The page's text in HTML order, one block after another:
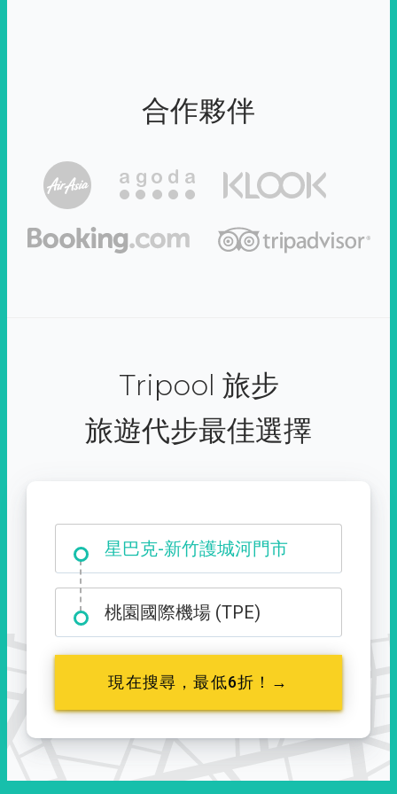
合作夥伴
Tripool 旅步
旅遊代步最佳選擇
星巴克-新竹護城河門市
大霸尖山登山口
桃園國際機場 (TPE)
現在搜尋，最低6折！→